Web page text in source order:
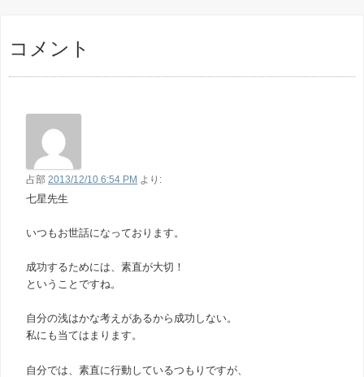
コメント
占部 2013/12/10 6:54 PM より:
七星先生
いつもお世話になっております。
成功するためには、素直が大切！
ということですね。
自分の浅はかな考えがあるから成功しない。
私にも当てはまります。
自分では、素直に行動しているつもりですが、